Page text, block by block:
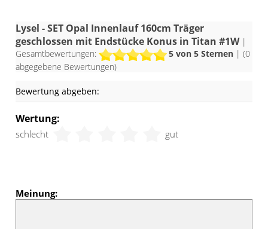
Lysel - SET Opal Innenlauf 160cm Träger
geschlossen mit Endstücke Konus in Titan #1W|
Gesamtbewertungen:
5von 5 Sternen | (0
abgegebene Bewertungen)
Bewertung abgeben:
Wertung:
schlecht gut
Meinung: